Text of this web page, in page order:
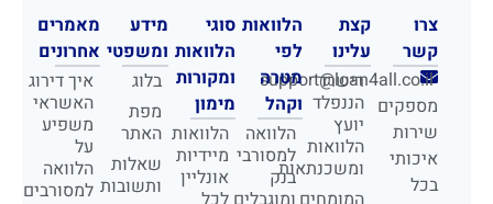
צרו
קשר
support@loan4all.co.il
מספקים
שירות
איכותי
בכל
קצת
עלינו
רישרד
הננפלד
יועץ
הלוואות
ומשכנתאות
הלוואות
לפי
מטרה
וקהל
הלוואה
למסורבי
בנק
סוגי
הלוואות
ומקורות
מימון
הלוואות
מיידיות
אונליין
מידע
ומשפטי
בלוג
מפת
האתר
שאלות
ותשובות
מאמרים
אחרונים
איך דירוג
האשראי
משפיע
על
הלוואה
למסורבים